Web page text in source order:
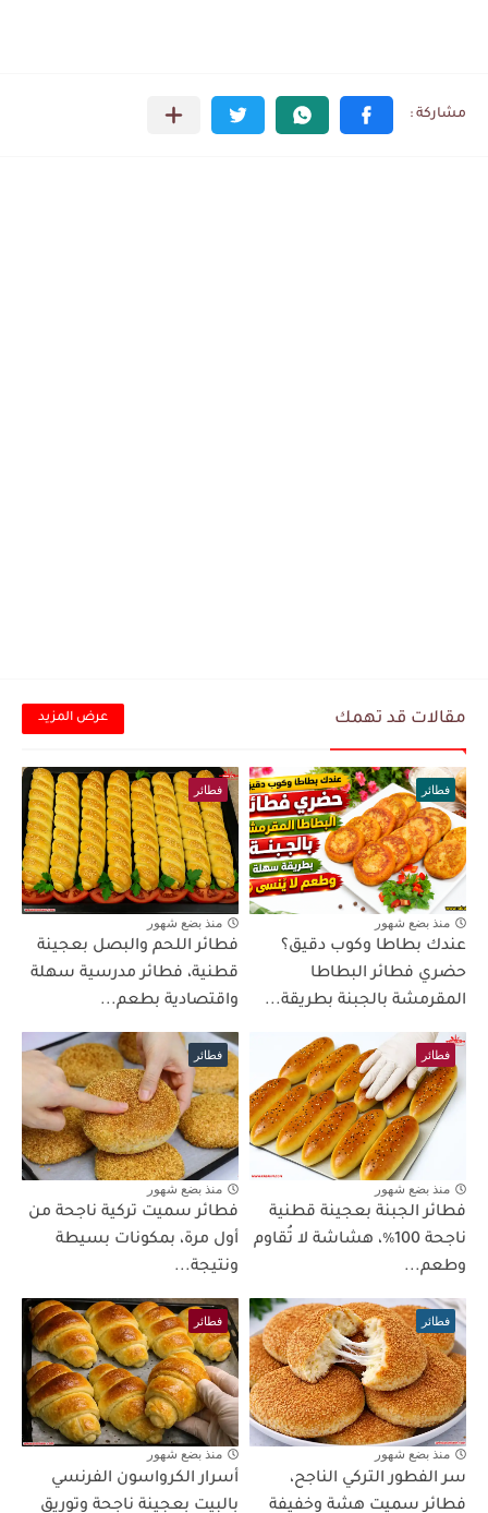
مقالات قد تهمك عرض المزيد
فطائر
منذ بضع شهور
عندك بطاطا وكوب دقيق؟
حضري فطائر البطاطا
المقرمشة بالجبنة بطريقة...
فطائر
منذ بضع شهور
فطائر اللحم والبصل بعجينة
قطنية، فطائر مدرسية سهلة
واقتصادية بطعم...
فطائر
منذ بضع شهور
فطائر الجبنة بعجينة قطنية
ناجحة 100٪، هشاشة لا تُقاوم
وطعم...
فطائر
منذ بضع شهور
فطائر سميت تركية ناجحة من
أول مرة، بمكونات بسيطة
ونتيجة...
فطائر
منذ بضع شهور
سر الفطور التركي الناجح،
فطائر سميت هشة وخفيفة
فطائر
منذ بضع شهور
أسرار الكرواسون الفرنسي
بالبيت بعجينة ناجحة وتوريق